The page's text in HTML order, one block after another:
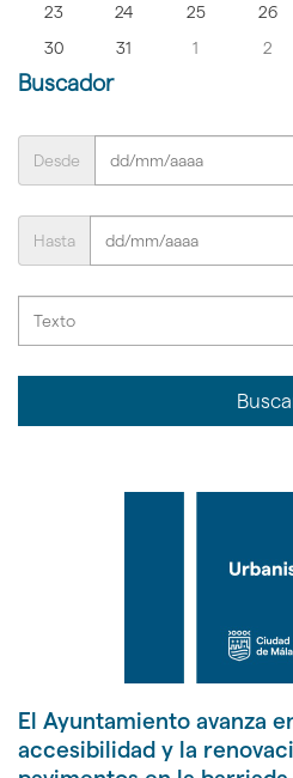
23
24 25 26
30
31 1 2
Buscador
Desde
Hasta
El Ayuntamiento avanza
accesibilidad y la